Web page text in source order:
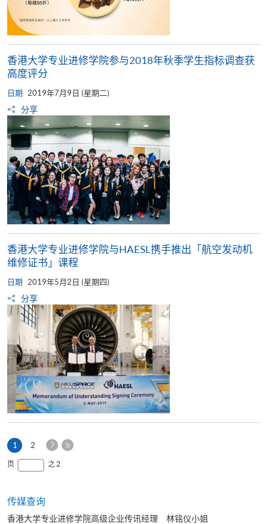
香港大学专业进修学院参与2018年秋季学生指标调查获
高度评分
日期 2019年7月9日 (星期二)
分享
香港大学专业进修学院与HAESL携手推出「航空发动机
维修证书」课程
日期 2019年5月2日 (星期四)
分享
1 本
页
2
下
页
页 之 2
传媒查询
香港大学专业进修学院高级企业传讯经理 林铭仪小姐